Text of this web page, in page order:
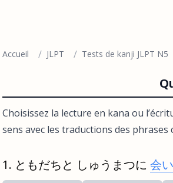
Accueil / JLPT / Tests de kanji JLPT N5
Choisissez la lecture en kana ou
sens avec les traductions des phrases
ともだちと しゅうまつに 会